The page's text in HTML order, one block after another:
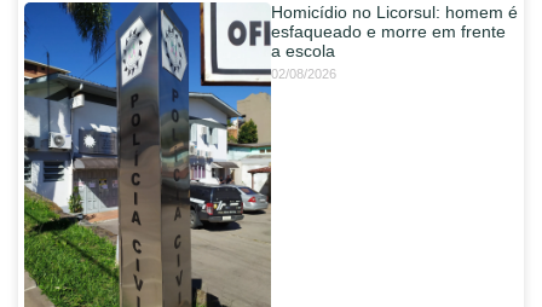
Homicídio no Licorsul: homem é
esfaqueado e morre em frente
a escola
02/08/2026